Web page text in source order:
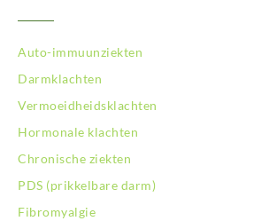
BodySwitch Nijmegen
BodySwitch Oss
BodySwitch Purmerend
BodySwitch Rotterdam-Centrum
BodySwitch Rotterdam-Kralingen
BodySwitch Rotterdam-Oost
BodySwitch Schiedam
Auto-immuunziekten
Darmklachten
Vermoeidheidsklachten
Hormonale klachten
Chronische ziekten
PDS (prikkelbare darm)
Fibromyalgie